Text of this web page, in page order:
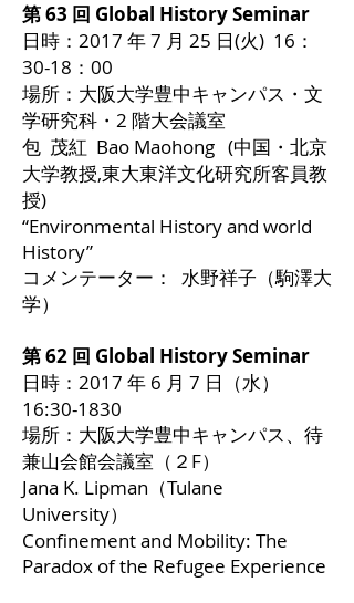
第 63 回 Global History Seminar
日時：2017 年 7 月 25 日(火) 16：
30-18：00
場所：大阪大学豊中キャンパス・文
学研究科・2 階大会議室
包 茂紅 Bao Maohong (中国・北京
大学教授,東大東洋文化研究所客員教
授)
“Environmental History and world
History”
コメンテーター： 水野祥子（駒澤大
学）
第 62 回 Global History Seminar
日時：2017 年 6 月 7 日（水）
16:30-1830
場所：大阪大学豊中キャンパス、待
兼山会館会議室（２F）
Jana K. Lipman（Tulane
University）
Confinement and Mobility: The
Paradox of the Refugee Experience